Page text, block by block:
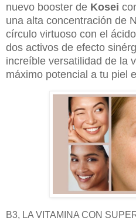
nuevo booster de Kosei
una alta concentración de
círculo virtuoso con el
dos activos de efecto
increíble versatilidad de la
máximo potencial a tu piel
B3, LA VITAMINA CON